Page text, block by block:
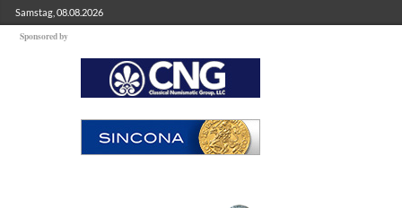
Samstag, 08.08.2026
Sponsored by